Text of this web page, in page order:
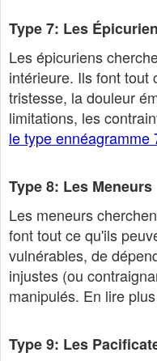
Type 7: Les
Les épicuriens
intérieure. Ils font tout
tristesse, la douleur
limitations, les
le type ennéagramme
Type 8: Les Meneurs
Les meneurs
font tout ce qu'ils
vulnérables, de
injustes (ou
manipulés. En lire
Type 9: Les